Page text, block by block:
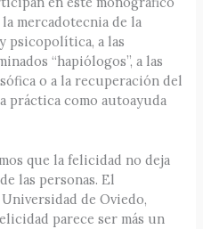
mercadotecnia de la
psicopolítica, a las
“hapiólogos”, a las
o a la recuperación del
como autoayuda
que la felicidad no deja
las personas. El
Universidad de Oviedo,
parece ser más un